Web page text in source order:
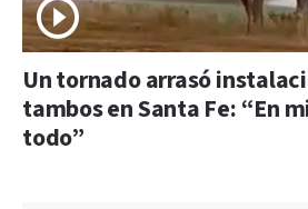
Un tornado arrasó
tambos en Santa Fe: “En
todo”